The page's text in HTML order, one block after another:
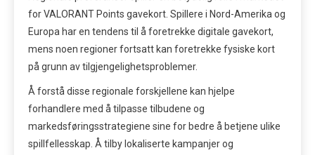
for VALORANT Points gavekort. Spillere i Nord-Amerika og
Europa har en tendens til å foretrekke digitale gavekort,
mens noen regioner fortsatt kan foretrekke fysiske kort
på grunn av tilgjengelighetsproblemer.
Å forstå disse regionale forskjellene kan hjelpe
forhandlere med å tilpasse tilbudene og
markedsføringsstrategiene sine for bedre å betjene ulike
spillfellesskap. Å tilby lokaliserte kampanjer og